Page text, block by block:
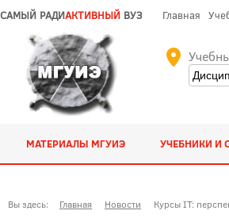
САМЫЙ РАДИАКТИВНЫЙ ВУЗ Главная
МАТЕРИАЛЫ МГУИЭ УЧЕБНИКИ И
Вы здесь: Главная Новости Курсы IT: